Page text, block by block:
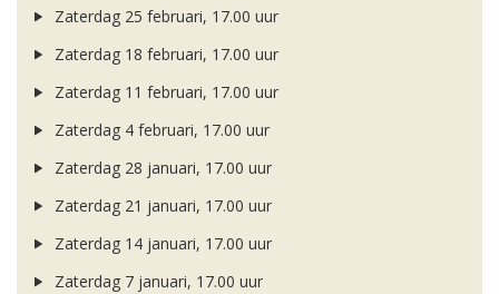
Zaterdag 25 februari, 17.00 uur
Zaterdag 18 februari, 17.00 uur
Zaterdag 11 februari, 17.00 uur
Zaterdag 4 februari, 17.00 uur
Zaterdag 28 januari, 17.00 uur
Zaterdag 21 januari, 17.00 uur
Zaterdag 14 januari, 17.00 uur
Zaterdag 7 januari, 17.00 uur